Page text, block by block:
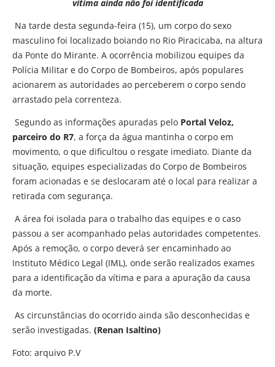
vítima ainda não foi identificada
Na tarde desta segunda-feira (15), um corpo do sexo
masculino foi localizado boiando no Rio Piracicaba, na altura
da Ponte do Mirante. A ocorrência mobilizou equipes da
Polícia Militar e do Corpo de Bombeiros, após populares
acionarem as autoridades ao perceberem o corpo sendo
arrastado pela correnteza.
Segundo as informações apuradas pelo Portal Veloz,
parceiro do R7, a força da água mantinha o corpo em
movimento, o que dificultou o resgate imediato. Diante da
situação, equipes especializadas do Corpo de Bombeiros
foram acionadas e se deslocaram até o local para realizar a
retirada com segurança.
A área foi isolada para o trabalho das equipes e o caso
passou a ser acompanhado pelas autoridades competentes.
Após a remoção, o corpo deverá ser encaminhado ao
Instituto Médico Legal (IML), onde serão realizados exames
para a identificação da vítima e para a apuração da causa
da morte.
As circunstâncias do ocorrido ainda são desconhecidas e
serão investigadas. (Renan Isaltino)
Foto: arquivo P.V